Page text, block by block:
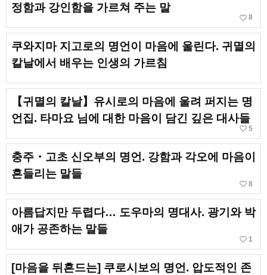
정함과 강인함을 가르쳐 주는 말
favorite_border 8
쿠와지마 지고로의 명언이 마음에 울린다. 귀멸의
칼날에서 배우는 인생의 가르침
【귀멸의 칼날】유시로의 마음에 울려 퍼지는 명
언집. 타마요 님에 대한 마음이 담긴 깊은 대사들
favorite_border 5
충주・고초 신오부의 명언. 강함과 각오에 마음이
흔들리는 말들
favorite_border 8
아름답지만 두렵다… 도우마의 명대사. 광기와 박
애가 공존하는 말들
favorite_border 1
[마음을 뒤흔드는] 쿠로시보의 명언. 압도적인 존